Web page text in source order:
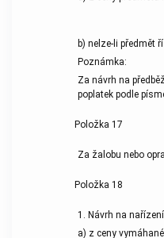
b) nelze-li předmět
Poznámka:
Za návrh na
poplatek podle
Položka 17
Za žalobu nebo
Položka 18
1. Návrh na
a) z ceny